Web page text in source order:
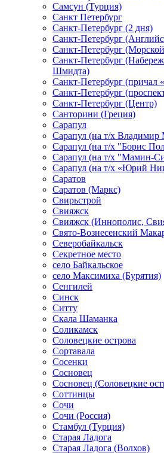
Самсун (Турция)
Санкт Петербург
Санкт-Петербург (2 дня)
Санкт-Петербург
Санкт-Петербург
Санкт-Петербург
Шмидта)
Санкт-Петербург (причал
Санкт-Петербург
Санкт-Петербург (Центр)
Санторини (Греция)
Сарапул
Сарапул (на т/х Владимир
Сарапул (на т/х "Борис
Сарапул (на т/х "Мамин-
Сарапул (на т/х «Юрий
Саратов
Саратов (Маркс)
Свирьстрой
Свияжск
Свияжск (Иннополис,
Свято-Вознесенский
Северобайкальск
Секретное место
село Байкальское
село Максимиха (Бурятия)
Сенгилей
Синск
Ситту
Скала Шаманка
Соликамск
Соловецкие острова
Сортавала
Сосенки
Сосновец
Сосновец (Соловецкие
Соттинцы
Сочи
Сочи (Россия)
Стамбул (Турция)
Старая Ладога
Старая Ладога (Волхов)